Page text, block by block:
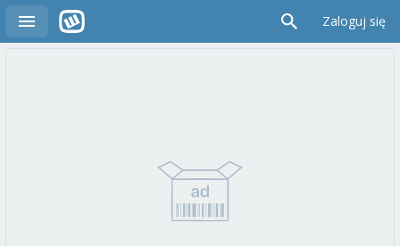
Zaloguj się